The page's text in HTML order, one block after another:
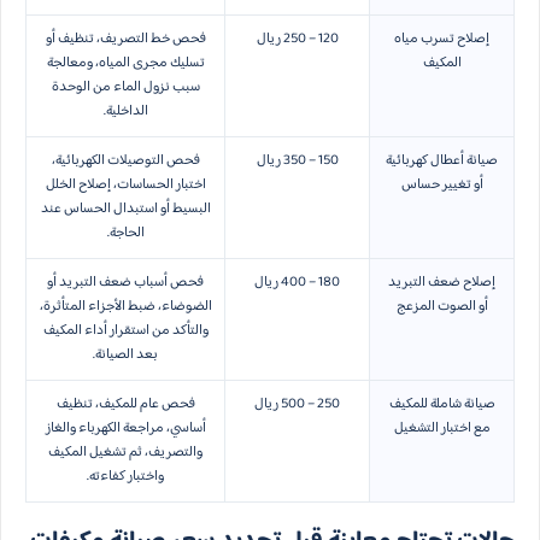
إصلاح تسرب مياه
المكيف
120 – 250 ريال
فحص خط التصريف، تنظيف أو
تسليك مجرى المياه، ومعالجة
سبب نزول الماء من الوحدة
الداخلية.
صيانة أعطال كهربائية
أو تغيير حساس
150 – 350 ريال
فحص التوصيلات الكهربائية،
اختبار الحساسات، إصلاح الخلل
البسيط أو استبدال الحساس عند
الحاجة.
إصلاح ضعف التبريد
أو الصوت المزعج
180 – 400 ريال
فحص أسباب ضعف التبريد أو
الضوضاء، ضبط الأجزاء المتأثرة،
والتأكد من استقرار أداء المكيف
بعد الصيانة.
صيانة شاملة للمكيف
مع اختبار التشغيل
250 – 500 ريال
فحص عام للمكيف، تنظيف
أساسي، مراجعة الكهرباء والغاز
والتصريف، ثم تشغيل المكيف
واختبار كفاءته.